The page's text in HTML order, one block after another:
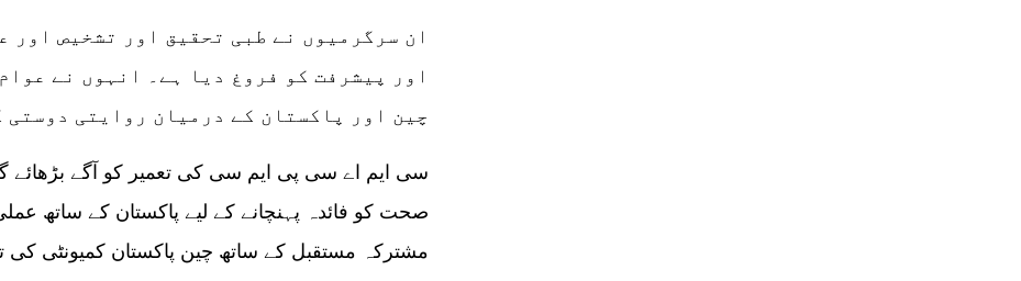
ان سرگرمیوں نے طبی تحقیق اور تشخیص اور
اور پیشرفت کو فروغ دیا ہے۔ انہوں نے
چین اور پاکستان کے درمیان روایتی دوستی
سی ایم اے سی پی ایم سی کی تعمیر کو آگے بڑھائے
صحت کو فائدہ پہنچانے کے لیے پاکستان کے ساتھ
مشترکہ مستقبل کے ساتھ چین پاکستان کمیونٹی کی